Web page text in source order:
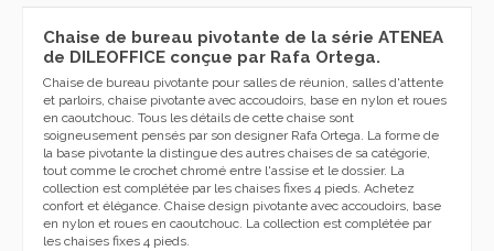
Chaise de bureau pivotante de la série ATENEA
de DILEOFFICE conçue par Rafa Ortega.
Chaise de bureau pivotante pour salles de réunion, salles d'attente
et parloirs, chaise pivotante avec accoudoirs, base en nylon et roues
en caoutchouc. Tous les détails de cette chaise sont
soigneusement pensés par son designer Rafa Ortega. La forme de
la base pivotante la distingue des autres chaises de sa catégorie,
tout comme le crochet chromé entre l'assise et le dossier. La
collection est complétée par les chaises fixes 4 pieds. Achetez
confort et élégance. Chaise design pivotante avec accoudoirs, base
en nylon et roues en caoutchouc. La collection est complétée par
les chaises fixes 4 pieds.